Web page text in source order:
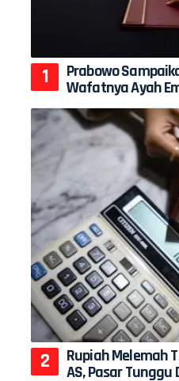
Prabowo
Wafatnya Ayah
Rupiah Melemah
AS, Pasar